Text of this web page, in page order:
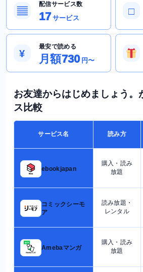
▤
配信サービス数
17サービス
□
¥
最安で読める
月額730 円〜
お友達からはじめましょう。
ス比較
サービス名 読み方
ebookjapan
購入・読み
放題
コミックシーモ
ア
読み放題・
レンタル
Amebaマンガ
購入・読み
放題